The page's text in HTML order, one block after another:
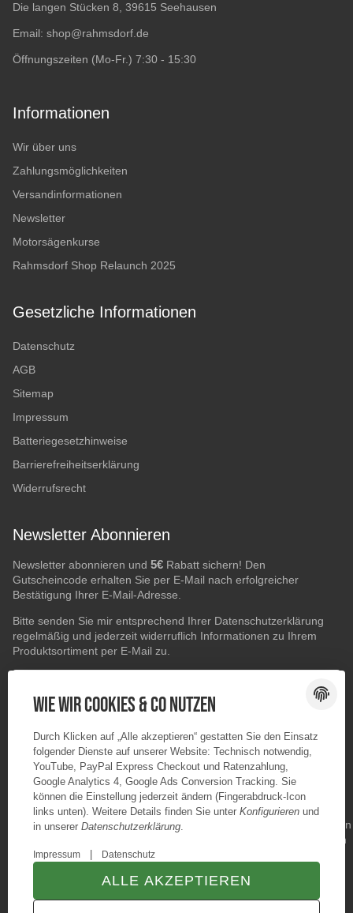
Die langen Stücken 8, 39615 Seehausen
Email: shop@rahmsdorf.de
Öffnungszeiten (Mo-Fr.) 7:30 - 15:30
Informationen
Wir über uns
Zahlungsmöglichkeiten
Versandinformationen
Newsletter
Motorsägenkurse
Rahmsdorf Shop Relaunch 2025
Gesetzliche Informationen
Datenschutz
AGB
Sitemap
Impressum
Batteriegesetzhinweise
Barrierefreiheitserklärung
Widerrufsrecht
Newsletter Abonnieren
Newsletter abonnieren und 5€ Rabatt sichern! Den
Gutscheincode erhalten Sie per E-Mail nach erfolgreicher
Bestätigung Ihrer E-Mail-Adresse.
Bitte senden Sie mir entsprechend Ihrer Datenschutzerklärung
regelmäßig und jederzeit widerruflich Informationen zu Ihrem
Produktsortiment per E-Mail zu.
ABONNIEREN
Wie wir Cookies & Co nutzen
Durch Klicken auf „Alle akzeptieren“ gestatten Sie den Einsatz
folgender Dienste auf unserer Website: Technisch notwendig,
YouTube, PayPal Express Checkout und Ratenzahlung,
Google Analytics 4, Google Ads Conversion Tracking. Sie
können die Einstellung jederzeit ändern (Fingerabdruck-Icon
links unten). Weitere Details finden Sie unter Konfigurieren und
in unserer Datenschutzerklärung.
Impressum Datenschutz
ALLE AKZEPTIEREN